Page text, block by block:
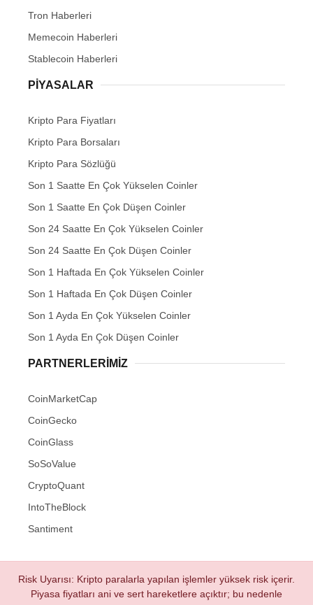
Tron Haberleri
Memecoin Haberleri
Stablecoin Haberleri
PIYASALAR
Kripto Para Fiyatları
Kripto Para Borsaları
Kripto Para Sözlüğü
Son 1 Saatte En Çok Yükselen Coinler
Son 1 Saatte En Çok Düşen Coinler
Son 24 Saatte En Çok Yükselen Coinler
Son 24 Saatte En Çok Düşen Coinler
Son 1 Haftada En Çok Yükselen Coinler
Son 1 Haftada En Çok Düşen Coinler
Son 1 Ayda En Çok Yükselen Coinler
Son 1 Ayda En Çok Düşen Coinler
PARTNERLERIMIZ
CoinMarketCap
CoinGecko
CoinGlass
SoSoValue
CryptoQuant
IntoTheBlock
Santiment
Risk Uyarısı: Kripto paralarla yapılan işlemler yüksek risk içerir.
Piyasa fiyatları ani ve sert hareketlere açıktır; bu nedenle